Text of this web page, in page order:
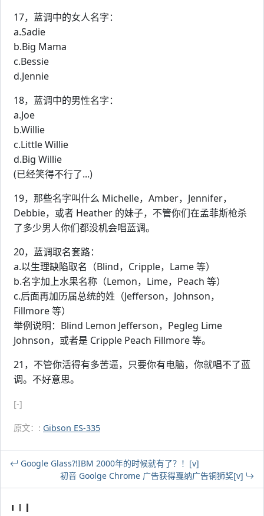
17，蓝调中的女人名字：
a.Sadie
b.Big Mama
c.Bessie
d.Jennie
18，蓝调中的男性名字：
a.Joe
b.Willie
c.Little Willie
d.Big Willie
(已经笑得不行了...)
19，那些名字叫什么 Michelle，Amber，Jennifer，
Debbie，或者 Heather 的妹子，不管你们在孟菲斯枪杀
了多少男人你们都没机会唱蓝调。
20，蓝调取名套路：
a.以生理缺陷取名（Blind，Cripple，Lame 等）
b.名字加上水果名称（Lemon，Lime，Peach 等）
c.后面再加历届总统的姓（Jefferson，Johnson，
Fillmore 等）
举例说明：Blind Lemon Jefferson，Pegleg Lime
Johnson，或者是 Cripple Peach Fillmore 等。
21，不管你活得有多苦逼，只要你有电脑，你就唱不了蓝
调。不好意思。
[-]
原文：: Gibson ES-335
Google Glass?!IBM 2000年的时候就有了？！[v]
初音 Goolge Chrome 广告获得戛纳广告铜狮奖[v]